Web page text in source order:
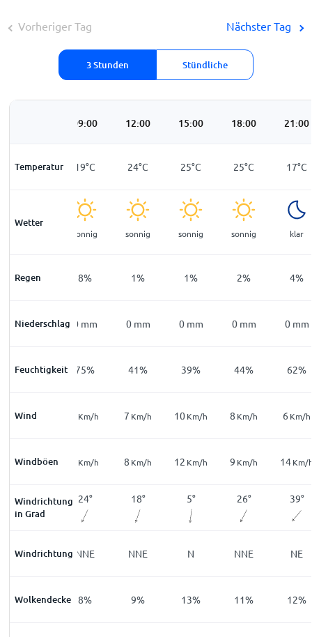
Vorheriger Tag
3 Stunden Stündliche
Nächster Tag
09:00 12:00 15:00 18:00 21:00
Temperatur
14°C 19°C 24°C 25°C 25°C 17°C
Wetter
sonnig sonnig sonnig sonnig klar
Regen
26% 8% 1% 1% 2% 4%
Niederschlag
0mm 0 mm 0 mm 0 mm 0 mm 0 mm
Feuchtigkeit
96% 75% 41% 39% 44% 62%
Wind
3 Km/h Km/h 7 Km/h 10Km/h 8 Km/h 6 Km/h
Windböen
7 Km/h Km/h 8 Km/h 12 Km/h 9 Km/h 14Km/
Windrichtung
in Grad
307° 24° 18° 5° 26° 39°
Windrichtung
NW NNE NNE N NNE NE
Wolkendecke
48% 8% 9% 13% 11% 12%